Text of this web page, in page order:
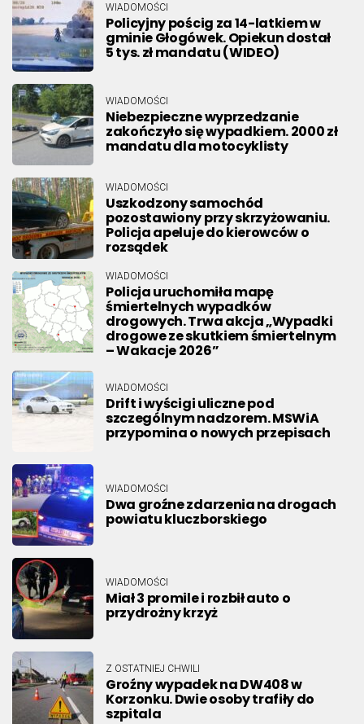
WIADOMOŚCI
Policyjny pościg za 14-latkiem w
gminie Głogówek. Opiekun dostał
5 tys. zł mandatu (WIDEO)
WIADOMOŚCI
Niebezpieczne wyprzedzanie
zakończyło się wypadkiem. 2000 zł
mandatu dla motocyklisty
WIADOMOŚCI
Uszkodzony samochód
pozostawiony przy skrzyżowaniu.
Policja apeluje do kierowców o
rozsądek
WIADOMOŚCI
Policja uruchomiła mapę
śmiertelnych wypadków
drogowych. Trwa akcja „Wypadki
drogowe ze skutkiem śmiertelnym
– Wakacje 2026”
WIADOMOŚCI
Drift i wyścigi uliczne pod
szczególnym nadzorem. MSWiA
przypomina o nowych przepisach
WIADOMOŚCI
Dwa groźne zdarzenia na drogach
powiatu kluczborskiego
WIADOMOŚCI
Miał 3 promile i rozbił auto o
przydrożny krzyż
Z OSTATNIEJ CHWILI
Groźny wypadek na DW408 w
Korzonku. Dwie osoby trafiły do
szpitala